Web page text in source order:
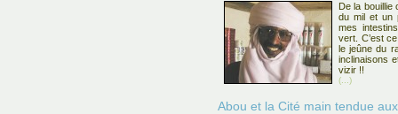
De la bouillie
du mil et un
mes
vert. C’est
le jeûne du
inclinaisons
vizir !!
(...)
Abou et la Cité main tendue